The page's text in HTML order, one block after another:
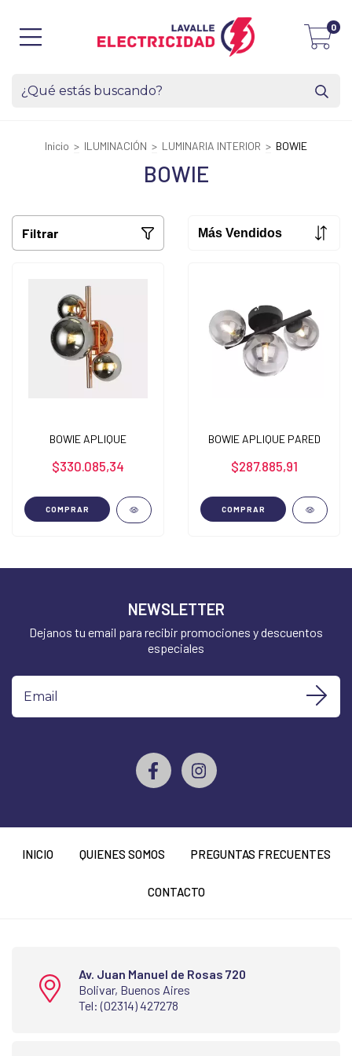
0
Inicio > ILUMINACIÓN > LUMINARIA INTERIOR > BOWIE
BOWIE
Filtrar
BOWIE APLIQUE
$330.085,34
COMPRAR
BOWIE APLIQUE PARED
$287.885,91
COMPRAR
NEWSLETTER
Dejanos tu email para recibir promociones y descuentos
especiales
INICIO QUIENES SOMOS PREGUNTAS FRECUENTES
CONTACTO
Av. Juan Manuel de Rosas 720
Bolivar, Buenos Aires
Tel: (02314) 427278